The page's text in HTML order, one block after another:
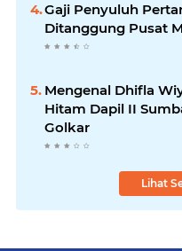
Gaji Penyuluh
Ditanggung Pusat
Mengenal Dhifla
Hitam Dapil II
Golkar
Lihat